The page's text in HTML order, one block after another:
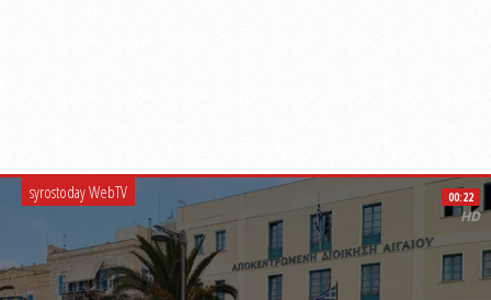
syrostoday WebTV 00:22
HD